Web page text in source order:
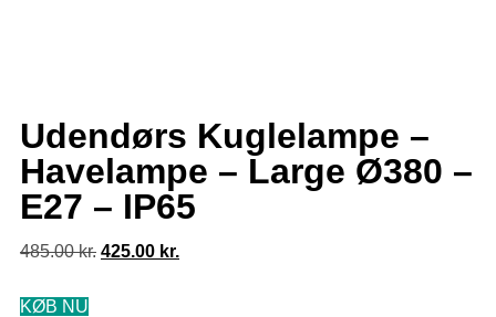
Udendørs Kuglelampe –
Havelampe – Large Ø380 –
E27 – IP65
485.00kr. 425.00 kr.
KØB NU